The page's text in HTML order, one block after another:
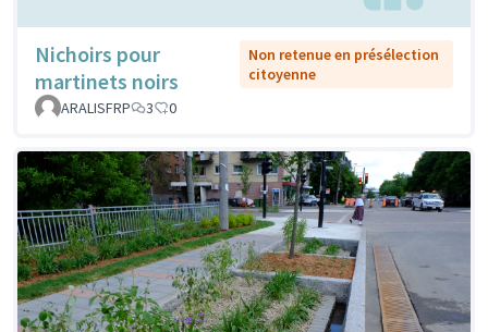
Nichoirs pour
martinets noirs
Non retenue en présélection
citoyenne
ARALISFRP
3 0